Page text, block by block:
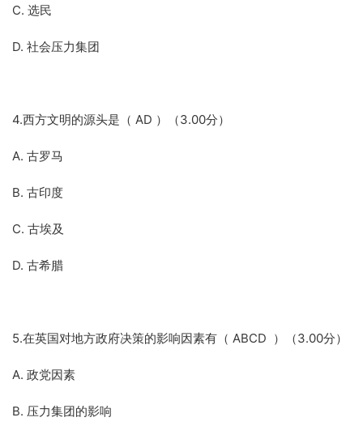
C. 选民
D. 社会压力集团
4.西方文明的源头是（ AD ）（3.00分）
A. 古罗马
B. 古印度
C. 古埃及
D. 古希腊
5.在英国对地方政府决策的影响因素有（ ABCD ）（3.00分）
A. 政党因素
B. 压力集团的影响